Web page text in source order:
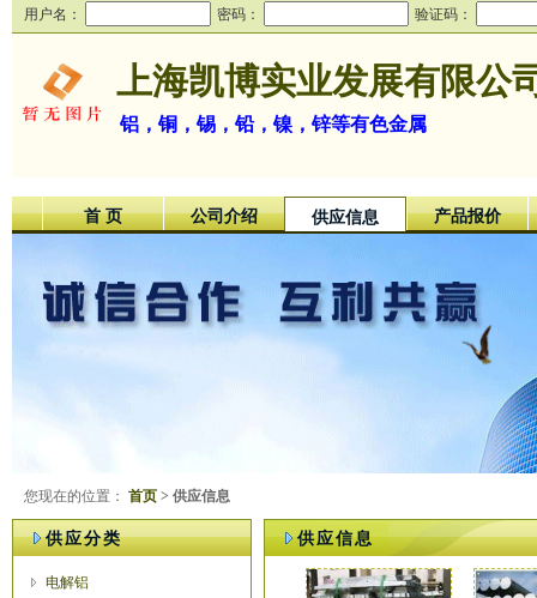
用户名： 密码： 验证码：
上海凯博实业发展有限公
铝，铜，锡，铅，镍，锌等有色金属
首 页 公司介绍 供应信息 产品报价
您现在的位置： 首页 > 供应信息
供应分类
电解铝
供应信息